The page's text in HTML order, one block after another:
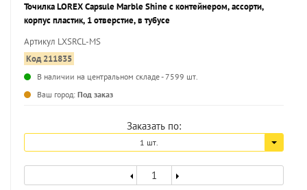
Точилка LOREX Capsule Marble Shine с контейнером, ассорти,
корпус пластик, 1 отверстие, в тубусе
Артикул LXSRCL-MS
Код 211835
В наличии на центральном складе - 7599 шт.
Ваш город: Под заказ
Заказать по:
1 шт.